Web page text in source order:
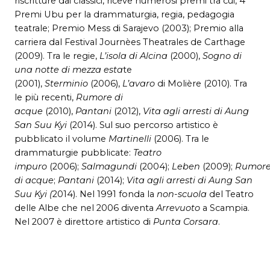
Premi Ubu per la drammaturgia, regia, pedagogia
teatrale; Premio Mess di Sarajevo (2003); Premio alla
carriera dal Festival Journèes Theatrales de Carthage
(2009). Tra le regie, L’isola di Alcina (2000), Sogno di
una notte di mezza estate
(2001), Sterminio (2006), L’avaro di Molière (2010). Tra
le più recenti, Rumore di
acque (2010), Pantani (2012), Vita agli arresti di Aung
San Suu Kyi (2014). Sul suo percorso artistico è
pubblicato il volume Martinelli (2006). Tra le
drammaturgie pubblicate: Teatro
impuro (2006); Salmagundi (2004); Leben (2009);
di acque; Pantani (2014); Vita agli arresti di Aung San
Suu Kyi (2014). Nel 1991 fonda la non-scuola del Teatro
delle Albe che nel 2006 diventaArrevuoto a Scampia.
Nel 2007 è direttore artistico di Punta Corsara.